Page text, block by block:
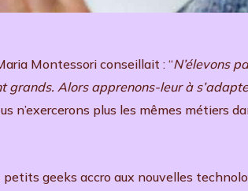
Montessori conseillait : “N’élevons
grands. Alors apprenons-leur à
n’exercerons plus les mêmes métiers
petits geeks accro aux nouvelles